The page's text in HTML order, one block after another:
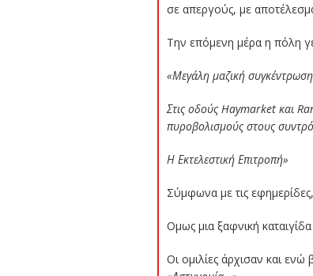
σε απεργούς, με
Την επόμενη μέρα η πόλη
«Μεγάλη μαζική
Στις οδούς Haymarket και
πυροβολισμούς στους
Η Εκτελεστική Επιτροπή»
Σύμφωνα με τις
Ομως μια ξαφνική
Οι ομιλίες άρχισαν και